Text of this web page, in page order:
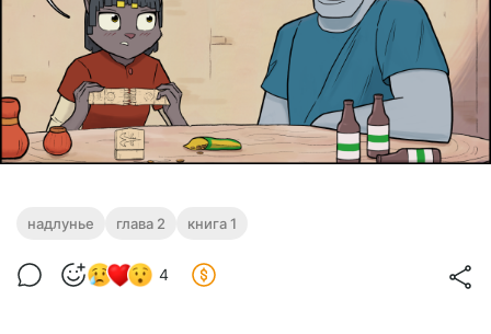
надлунье глава 2 книга 1
4